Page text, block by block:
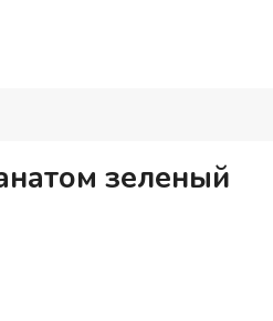
зеленый